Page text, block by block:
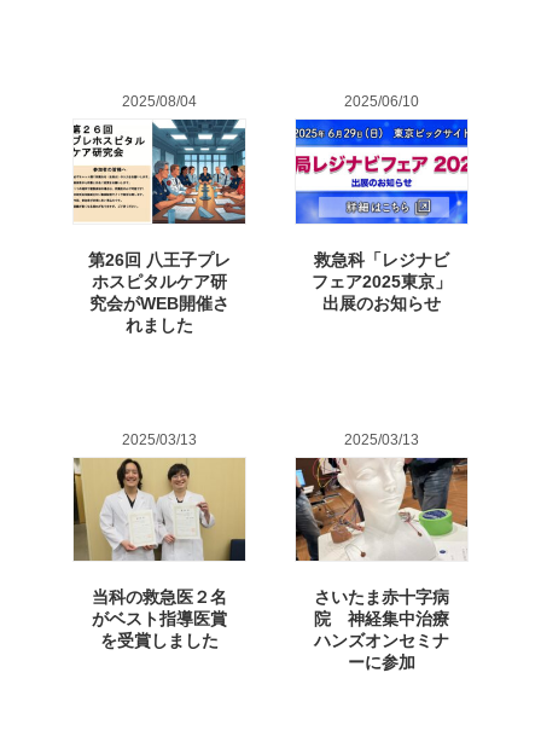
2025/08/04
第26回 八王子プレ
ホスピタルケア研
究会がWEB開催さ
れました
2025/06/10
救急科「レジナビ
フェア2025東京」
出展のお知らせ
2025/03/13
当科の救急医２名
がベスト指導医賞
を受賞しました
2025/03/13
さいたま赤十字病
院 神経集中治療
ハンズオンセミナ
ーに参加